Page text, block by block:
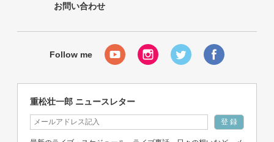
お問い合わせ
重松壮一郎 ニュースレター